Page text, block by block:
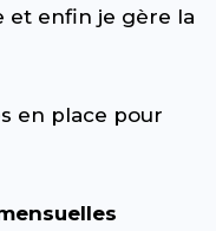
et enfin je gère la
en place pour